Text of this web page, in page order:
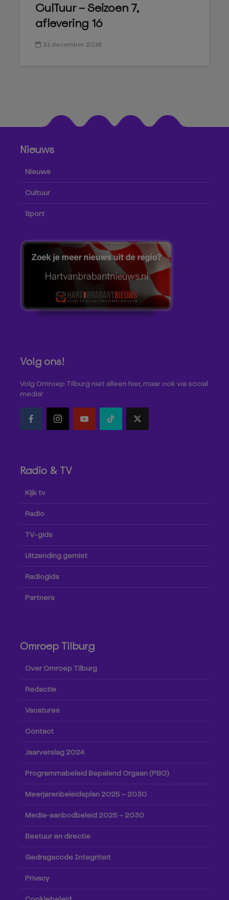
CulTuur – Seizoen 7,
aflevering 16
31 december 2018
Nieuws
Nieuws
Cultuur
Sport
Volg ons!
Volg Omroep Tilburg niet alleen hier, maar ook via social
media!
Radio & TV
Kijk tv
Radio
TV-gids
Uitzending gemist
Radiogids
Partners
Omroep Tilburg
Over Omroep Tilburg
Redactie
Vacatures
Contact
Jaarverslag 2024
Programmabeleid Bepalend Orgaan (PBO)
Meerjarenbeleidsplan 2025 – 2030
Media-aanbodbeleid 2025 – 2030
Bestuur en directie
Gedragscode Integriteit
Privacy